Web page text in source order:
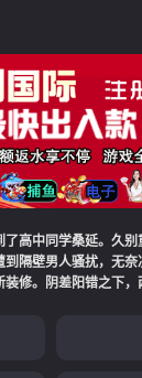
高中同学桑延。久
隔壁男人骚扰，无
修。阴差阳错之下，